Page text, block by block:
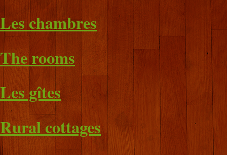
Les chambres
The rooms
Les gîtes
Rural cottages